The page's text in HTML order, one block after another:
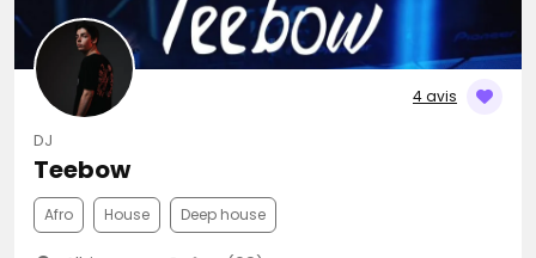
4 avis
DJ
Teebow
Afro House Deep house